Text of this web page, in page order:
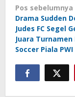
Navigasi
pos
Pos sebelumnya
Drama Sudden
Judes FC Segel
Juara Turnamen
Soccer Piala PWI